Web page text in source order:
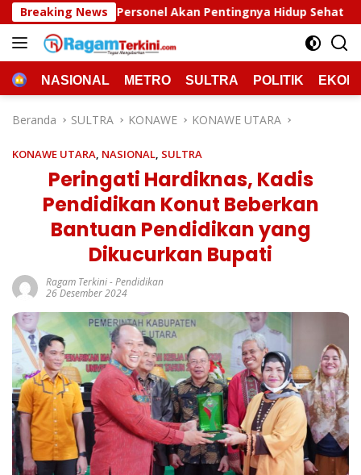
Langsung
ke
konten
Breaking News
Akan Pentingnya Hidup Sehat Polda Sultra
HOMENASIONAL METRO SULTRA POLITIK
Beranda SULTRA KONAWE KONAWE UTARA
KONAWE UTARA, NASIONAL, SULTRA
Peringati Hardiknas, Kadis
Pendidikan Konut Beberkan
Bantuan Pendidikan yang
Dikucurkan Bupati
Ragam Terkini-Pendidikan
26 Desember 2024